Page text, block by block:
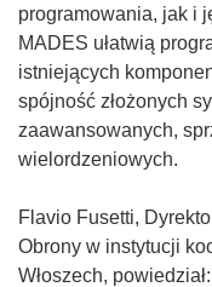
programowania, jak i
MADES ułatwią
istniejących
spójność złożonych
zaawansowanych,
wielordzeniowych.
Flavio Fusetti,
Obrony w instytucji
Włoszech,